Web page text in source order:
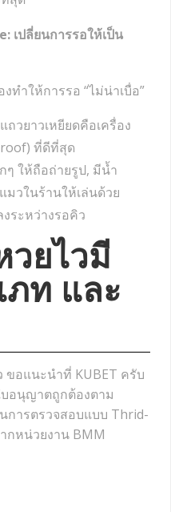
เปลี่ยนการรอให้เป็น
ทำให้การรอ “ไม่น่าเบื่อ”
วยาวเหยียดคือเครื่อง
ที่ดีที่สุด
ๆ ให้ถือถ่ายรูป, มีน้ำ
วในร้านให้เล่นด้วย
ระหว่างรอคิว
วยไวมี
ภท และ
ขอแนะนำที่ KUBET ครับ
อนุญาตถูกต้องตาม
การตรวจสอบแบบ Thrid-
กหน่วยงาน BMM